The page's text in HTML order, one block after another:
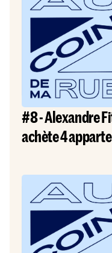
#8 - Alexandre
achète 4